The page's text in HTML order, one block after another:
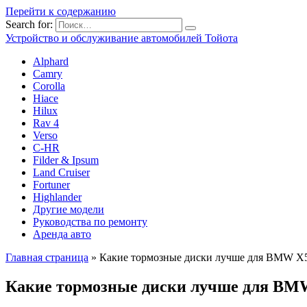
Перейти к содержанию
Search for:
Устройство и обслуживание автомобилей Тойота
Alphard
Camry
Corolla
Hiace
Hilux
Rav 4
Verso
C-HR
Filder & Ipsum
Land Cruiser
Fortuner
Highlander
Другие модели
Руководства по ремонту
Аренда авто
Главная страница » Какие тормозные диски лучше для BMW
Какие тормозные диски лучше для